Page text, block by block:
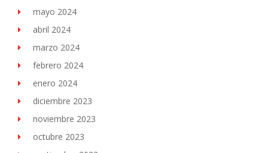
mayo 2024
abril 2024
marzo 2024
febrero 2024
enero 2024
diciembre 2023
noviembre 2023
octubre 2023